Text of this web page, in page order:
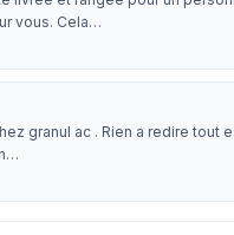
vous. Cela…
granul ac . Rien a redire tout